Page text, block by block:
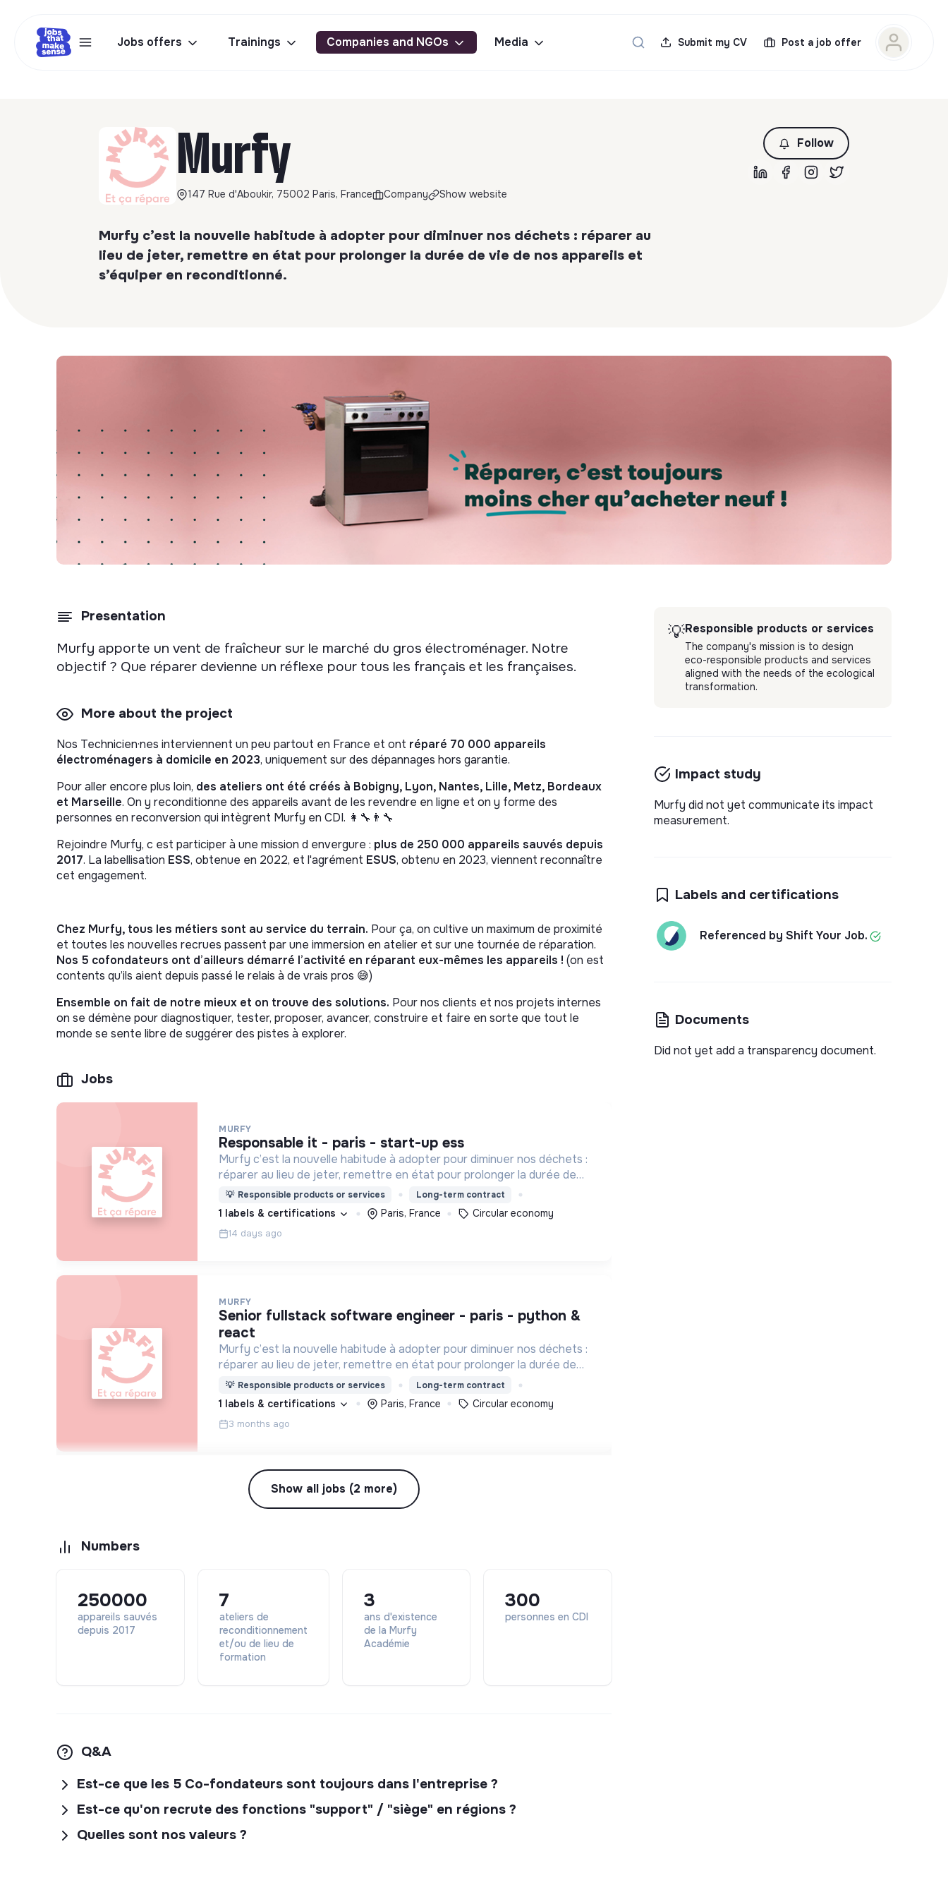
Jobs offers Trainings Companies and NGOs Media Submit my CV Post a job offer
Murfy
147 Rue d'Aboukir, 75002 Paris, France Company Show website
Follow
Murfy c’est la nouvelle habitude à adopter pour diminuer nos déchets : réparer au
lieu de jeter, remettre en état pour prolonger la durée de vie de nos appareils et
s’équiper en reconditionné.
Presentation
Murfy apporte un vent de fraîcheur sur le marché du gros électroménager. Notre
objectif ? Que réparer devienne un réflexe pour tous les français et les françaises.
More about the project
Nos Technicien·nes interviennent un peu partout en France et ont réparé 70 000 appareils
électroménagers à domicile en 2023, uniquement sur des dépannages hors garantie.
Pour aller encore plus loin, des ateliers ont été créés à Bobigny, Lyon, Nantes, Lille, Metz, Bordeaux
et Marseille. On y reconditionne des appareils avant de les revendre en ligne et on y forme des
personnes en reconversion qui intègrent Murfy en CDI. 👩‍🔧👨‍🔧
Rejoindre Murfy, c est participer à une mission d envergure : plus de 250 000 appareils sauvés depuis
2017. La labellisation ESS, obtenue en 2022, et l'agrément ESUS, obtenu en 2023, viennent reconnaître
cet engagement.
Chez Murfy, tous les métiers sont au service du terrain. Pour ça, on cultive un maximum de proximité
et toutes les nouvelles recrues passent par une immersion en atelier et sur une tournée de réparation.
Nos 5 cofondateurs ont d’ailleurs démarré l’activité en réparant eux-mêmes les appareils ! (on est
contents qu’ils aient depuis passé le relais à de vrais pros 😅)
Ensemble on fait de notre mieux et on trouve des solutions. Pour nos clients et nos projets internes
on se démène pour diagnostiquer, tester, proposer, avancer, construire et faire en sorte que tout le
monde se sente libre de suggérer des pistes à explorer.
Jobs
MURFY
responsable it - paris - start-up ess
Murfy c’est la nouvelle habitude à adopter pour diminuer nos déchets :
réparer au lieu de jeter, remettre en état pour prolonger la durée de
vie de nos appareils et s’équiper en reconditionné.
💡 Responsible products or services Long-term contract
1 labels & certifications Paris, France Circular economy
14 days ago
MURFY
senior fullstack software engineer - paris - python &
react
Murfy c’est la nouvelle habitude à adopter pour diminuer nos déchets :
réparer au lieu de jeter, remettre en état pour prolonger la durée de
vie de nos appareils et s’équiper en reconditionné.
💡 Responsible products or services Long-term contract
1 labels & certifications Paris, France Circular economy
3 months ago
Show all jobs (2 more)
Numbers
250000
appareils sauvés
depuis 2017
7
ateliers de
reconditionnement
et/ou de lieu de
formation
3
ans d'existence
de la Murfy
Académie
300
personnes en CDI
Q&A
Est-ce que les 5 Co-fondateurs sont toujours dans l'entreprise ?
Est-ce qu'on recrute des fonctions "support" / "siège" en régions ?
Quelles sont nos valeurs ?
💡Responsible products or services
The company's mission is to design
eco-responsible products and services
aligned with the needs of the ecological
transformation.
Impact study
Murfy did not yet communicate its impact
measurement.
Labels and certifications
Referenced by Shift Your Job.
Documents
Did not yet add a transparency document.